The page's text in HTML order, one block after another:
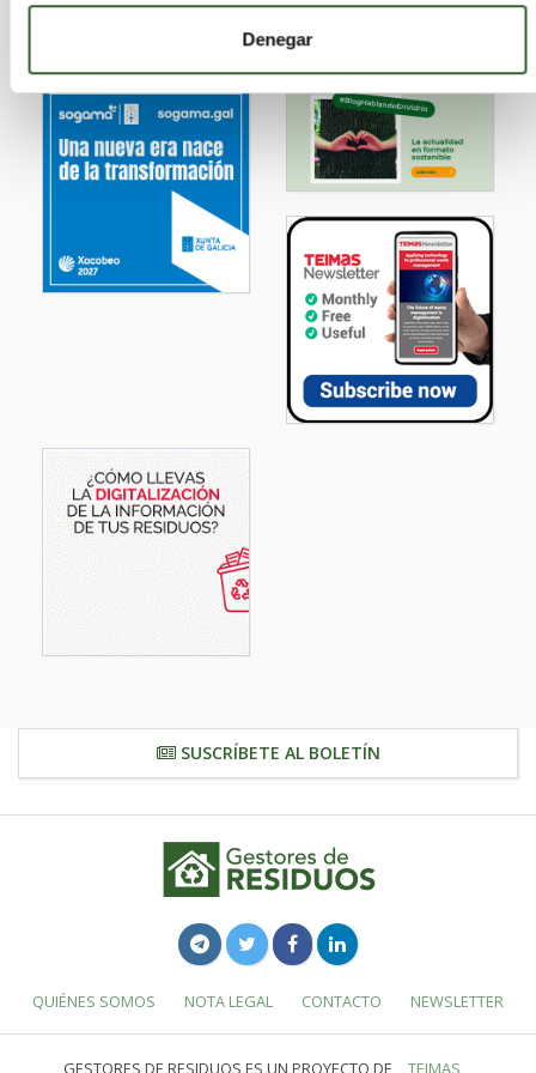
Denegar
SUSCRÍBETE AL BOLETÍN
QUIÉNES SOMOS NOTA LEGAL CONTACTO NEWSLETTER
GESTORES DE RESIDUOS ES UN PROYECTO DE TEIMAS